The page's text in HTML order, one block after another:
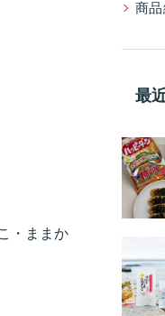
・ままか
商
最